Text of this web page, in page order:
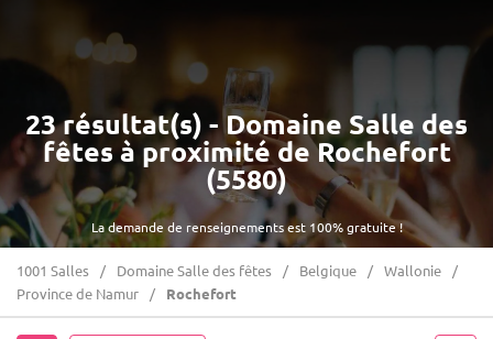
La demande de renseignements est 100% gratuite !
23 résultat(s) - Domaine Salle des
fêtes à proximité de Rochefort
(5580)
1001 Salles Domaine Salle des fêtes Belgique
Wallonie
Province de Namur
Rochefort